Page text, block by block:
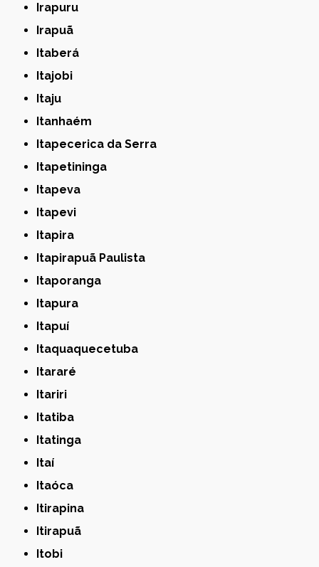
Irapuru
Irapuã
Itaberá
Itajobi
Itaju
Itanhaém
Itapecerica da Serra
Itapetininga
Itapeva
Itapevi
Itapira
Itapirapuã Paulista
Itaporanga
Itapura
Itapuí
Itaquaquecetuba
Itararé
Itariri
Itatiba
Itatinga
Itaí
Itaóca
Itirapina
Itirapuã
Itobi